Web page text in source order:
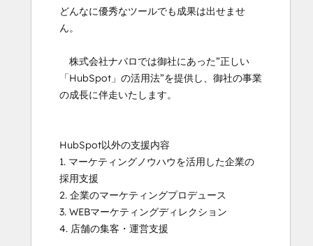
どんなに優秀なツールでも成果は出せませ
ん。
株式会社ナバロでは御社にあった”正しい
「HubSpot」の活用法”を提供し、御社の事業
の成長に伴走いたします。
HubSpot以外の支援内容
1. マーケティングノウハウを活用した企業の
採用支援
2. 企業のマーケティングプロデュース
3. WEBマーケティングディレクション
4. 店舗の集客・運営支援